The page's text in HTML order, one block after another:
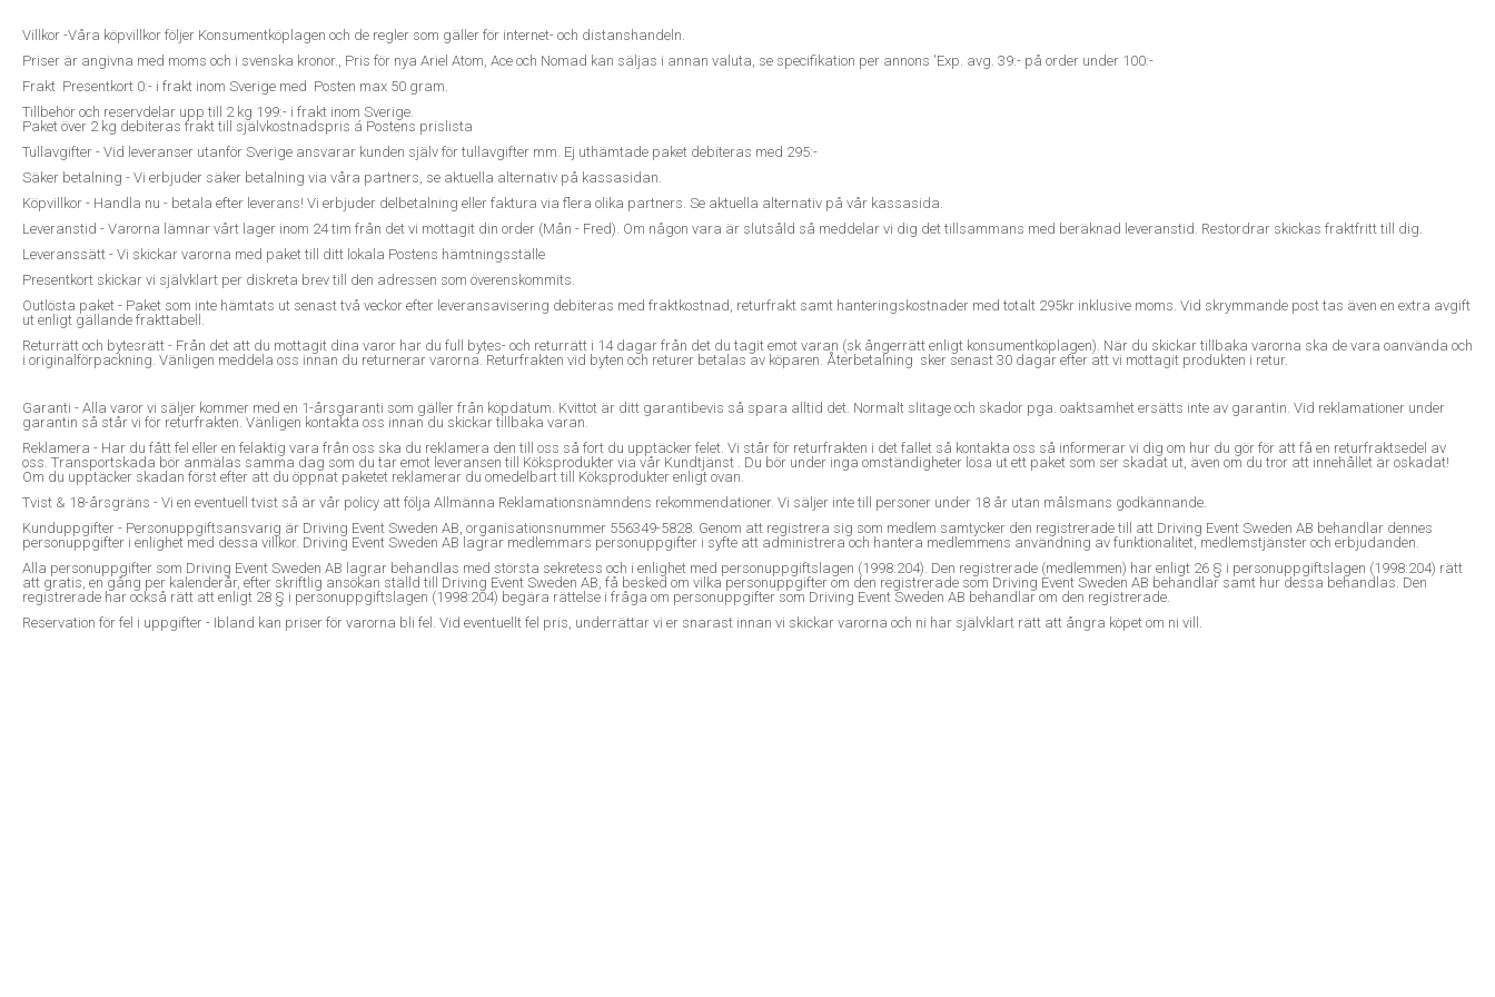
Villkor -Våra köpvillkor följer Konsumentköplagen och de regler som gäller för internet- och distanshandeln.
Priser är angivna med moms och i svenska kronor., Pris för nya Ariel Atom, Ace och Nomad kan säljas i annan valuta, se specifikation per annons 'Exp. avg. 39:- på order under 100:-
Frakt Presentkort 0:- i frakt inom Sverige med Posten max 50 gram.
Tillbehör och reservdelar upp till 2 kg 199:- i frakt inom Sverige.
Paket över 2 kg debiteras frakt till självkostnadspris á Postens prislista
Tullavgifter - Vid leveranser utanför Sverige ansvarar kunden själv för tullavgifter mm. Ej uthämtade paket debiteras med 295:-
Säker betalning - Vi erbjuder säker betalning via våra partners, se aktuella alternativ på kassasidan.
Köpvillkor - Handla nu - betala efter leverans! Vi erbjuder delbetalning eller faktura via flera olika partners. Se aktuella alternativ på vår kassasida.
Leveranstid - Varorna lämnar vårt lager inom 24 tim från det vi mottagit din order (Mån - Fred). Om någon vara är slutsåld så meddelar vi dig det tillsammans med beräknad leveranstid. Restordrar skickas fraktfritt till dig.
Leveranssätt - Vi skickar varorna med paket till ditt lokala Postens hämtningsställe
Presentkort skickar vi självklart per diskreta brev till den adressen som överenskommits.
Outlösta paket - Paket som inte hämtats ut senast två veckor efter leveransavisering debiteras med fraktkostnad, returfrakt samt hanteringskostnader med totalt 295kr inklusive moms. Vid skrymmande post tas även en extra avgift
ut enligt gällande frakttabell.
Returrätt och bytesrätt - Från det att du mottagit dina varor har du full bytes- och returrätt i 14 dagar från det du tagit emot varan (sk ångerrätt enligt konsumentköplagen). När du skickar tillbaka varorna ska de vara oanvända och
i originalförpackning. Vänligen meddela oss innan du returnerar varorna. Returfrakten vid byten och returer betalas av köparen. Återbetalning sker senast 30 dagar efter att vi mottagit produkten i retur.
Garanti - Alla varor vi säljer kommer med en 1-årsgaranti som gäller från köpdatum. Kvittot är ditt garantibevis så spara alltid det. Normalt slitage och skador pga. oaktsamhet ersätts inte av garantin. Vid reklamationer under
garantin så står vi för returfrakten. Vänligen kontakta oss innan du skickar tillbaka varan.
Reklamera - Har du fått fel eller en felaktig vara från oss ska du reklamera den till oss så fort du upptäcker felet. Vi står för returfrakten i det fallet så kontakta oss så informerar vi dig om hur du gör för att få en returfraktsedel av
oss. Transportskada bör anmälas samma dag som du tar emot leveransen till Köksprodukter via vår Kundtjänst . Du bör under inga omständigheter lösa ut ett paket som ser skadat ut, även om du tror att innehållet är oskadat!
Om du upptäcker skadan först efter att du öppnat paketet reklamerar du omedelbart till Köksprodukter enligt ovan.
Tvist & 18-årsgräns - Vi en eventuell tvist så är vår policy att följa Allmänna Reklamationsnämndens rekommendationer. Vi säljer inte till personer under 18 år utan målsmans godkännande.
Kunduppgifter - Personuppgiftsansvarig är Driving Event Sweden AB, organisationsnummer 556349-5828. Genom att registrera sig som medlem samtycker den registrerade till att Driving Event Sweden AB behandlar dennes
personuppgifter i enlighet med dessa villkor. Driving Event Sweden AB lagrar medlemmars personuppgifter i syfte att administrera och hantera medlemmens användning av funktionalitet, medlemstjänster och erbjudanden.
Alla personuppgifter som Driving Event Sweden AB lagrar behandlas med största sekretess och i enlighet med personuppgiftslagen (1998:204). Den registrerade (medlemmen) har enligt 26 § i personuppgiftslagen (1998:204) rätt
att gratis, en gång per kalenderår, efter skriftlig ansökan ställd till Driving Event Sweden AB, få besked om vilka personuppgifter om den registrerade som Driving Event Sweden AB behandlar samt hur dessa behandlas. Den
registrerade har också rätt att enligt 28 § i personuppgiftslagen (1998:204) begära rättelse i fråga om personuppgifter som Driving Event Sweden AB behandlar om den registrerade.
Reservation för fel i uppgifter - Ibland kan priser för varorna bli fel. Vid eventuellt fel pris, underrättar vi er snarast innan vi skickar varorna och ni har självklart rätt att ångra köpet om ni vill.